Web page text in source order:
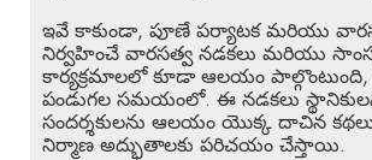
ఇవే కాకుండా, పూణే పర్యాటక మరియు
నిర్వహించే వారసత్వ నడకలు మరియు
కార్యక్రమాలలో కూడా ఆలయం
పండుగల సమయంలో. ఈ నడకలు
సందర్శకులను ఆలయం యొక్క దాచిన
నిర్మాణ అద్భుతాలకు పరిచయం చేస్తాయి.